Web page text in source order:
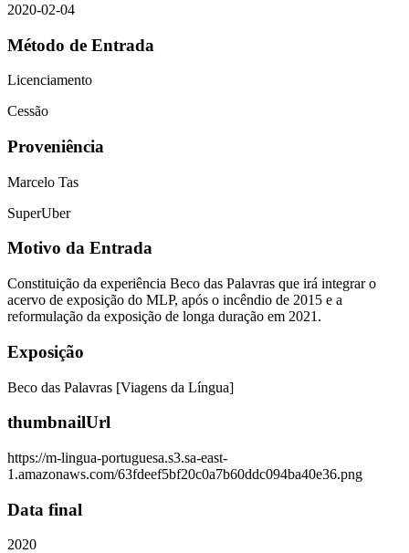
2020-02-04
Método de Entrada
Licenciamento
Cessão
Proveniência
Marcelo Tas
SuperUber
Motivo da Entrada
Constituição da experiência Beco das Palavras que irá integrar o
acervo de exposição do MLP, após o incêndio de 2015 e a
reformulação da exposição de longa duração em 2021.
Exposição
Beco das Palavras [Viagens da Língua]
thumbnailUrl
https://m-lingua-portuguesa.s3.sa-east-
1.amazonaws.com/63fdeef5bf20c0a7b60ddc094ba40e36.png
Data final
2020